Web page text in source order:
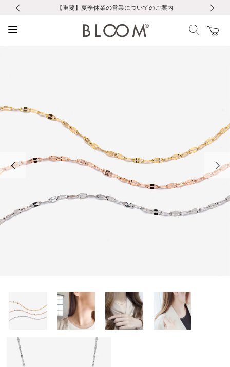
お修理・アフターサービスのご案内
【重要】令和８年熊本地震に伴う集配への影響について
【重要】ギフトラッピング料金改定および仕様変更のお知らせ
【重要】夏季休業の営業についてのご案内
税込5,500円以上で送料無料｜最短24時間以内に発送
新規会員登録で1000ポイントプレゼント！
新規LINE友だち登録で500円クーポンプレゼント
会員限定！レビュー投稿で100ポイントプレゼント
お修理・アフターサービスのご案内
【重要】令和８年熊本地震に伴う集配への影響について
前の画像